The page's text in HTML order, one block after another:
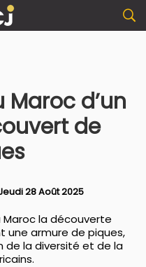
d’un
de
28 Août 2025
la découverte
une armure de piques,
de la diversité et de la